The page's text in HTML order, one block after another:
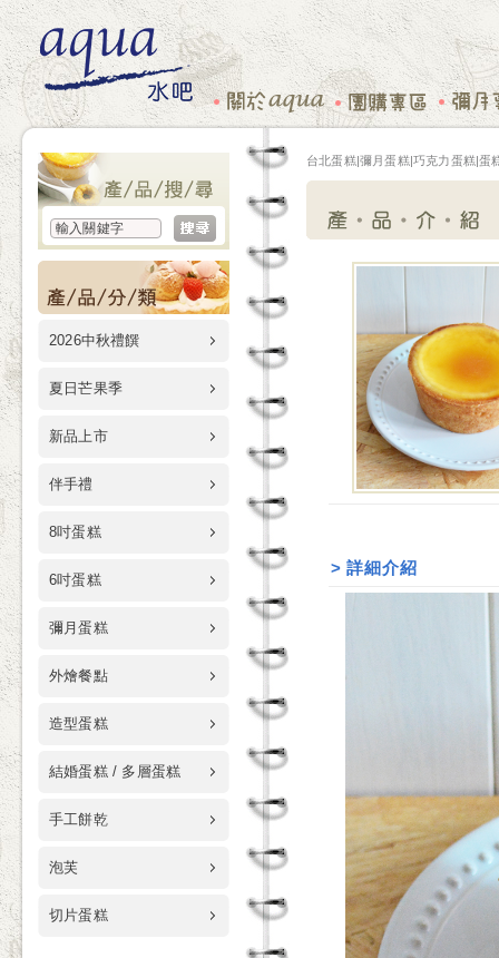
2026中秋禮饌
夏日芒果季
新品上市
伴手禮
8吋蛋糕
6吋蛋糕
彌月蛋糕
外燴餐點
造型蛋糕
結婚蛋糕 / 多層蛋糕
手工餅乾
泡芙
切片蛋糕
台北蛋糕|彌月蛋糕|巧克力蛋糕|蛋
> 詳細介紹